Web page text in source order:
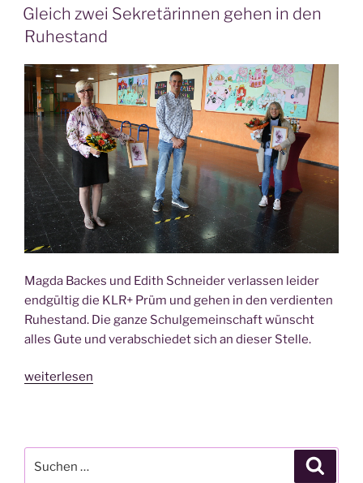
AM
Gleich zwei Sekretärinnen gehen in den
Ruhestand
Mag­da Backes und Edith Schnei­der ver­las­sen lei­der
end­gül­tig die KLR+ Prüm und gehen in den ver­dien­ten
Ruhe­stand. Die gan­ze Schul­ge­mein­schaftwünscht
alles Gute und ver­ab­schie­det sich an die­ser Stel­le.
„Gleich
rin­
nen
weiterlesen
nach: